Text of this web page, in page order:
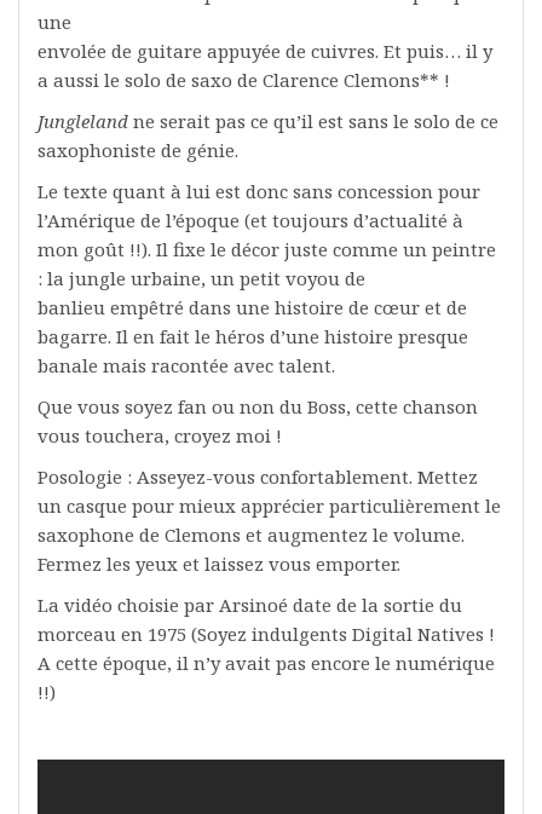
une
envolée de guitare appuyée de cuivres. Et puis… il y
a aussi le solo de saxo de Clarence Clemons** !
Jungleland ne serait pas ce qu’il est sans le solo de ce
saxophoniste de génie.
Le texte quant à lui est donc sans concession pour
l’Amérique de l’époque (et toujours d’actualité à
mon goût !!). Il fixe le décor juste comme un peintre
: la jungle urbaine, un petit voyou de
banlieu empêtré dans une histoire de cœur et de
bagarre. Il en fait le héros d’une histoire presque
banale mais racontée avec talent.
Que vous soyez fan ou non du Boss, cette chanson
vous touchera, croyez moi !
Posologie : Asseyez-vous confortablement. Mettez
un casque pour mieux apprécier particulièrement le
saxophone de Clemons et augmentez le volume.
Fermez les yeux et laissez vous emporter.
La vidéo choisie par Arsinoé date de la sortie du
morceau en 1975 (Soyez indulgents Digital Natives !
A cette époque, il n’y avait pas encore le numérique
!!)